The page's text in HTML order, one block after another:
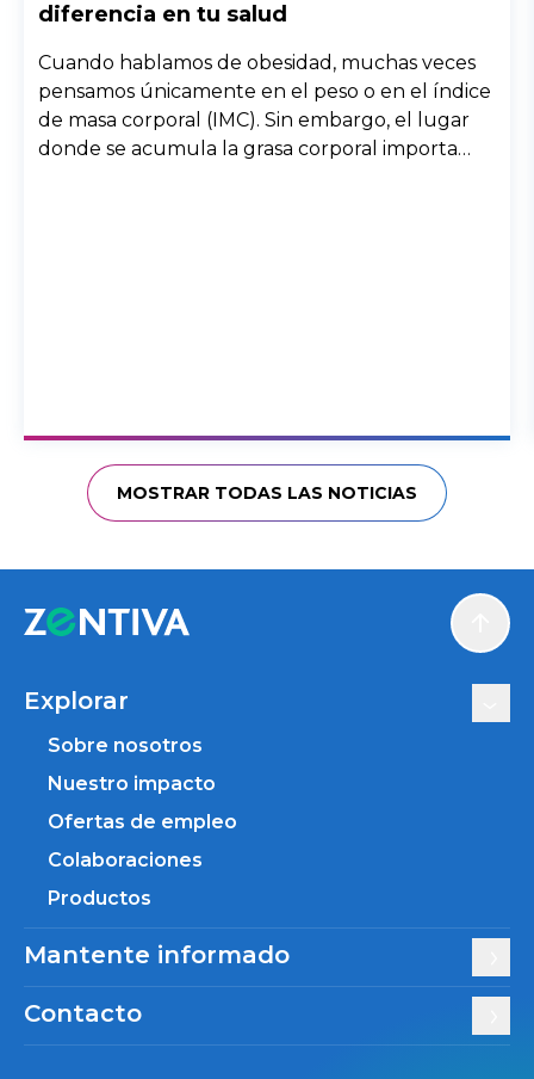
diferencia en tu salud
Cuando hablamos de obesidad, muchas veces
pensamos únicamente en el peso o en el índice
de masa corporal (IMC). Sin embargo, el lugar
donde se acumula la grasa corporal importa
MOSTRAR TODAS LAS NOTICIAS
Explorar
Sobre nosotros
Nuestro impacto
Ofertas de empleo
Colaboraciones
Productos
Mantente informado
Contacto